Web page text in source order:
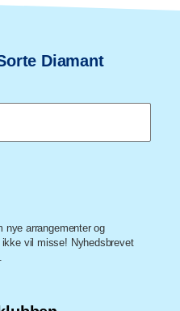
Diamant
nye arrangementer og
vil misse! Nyhedsbrevet